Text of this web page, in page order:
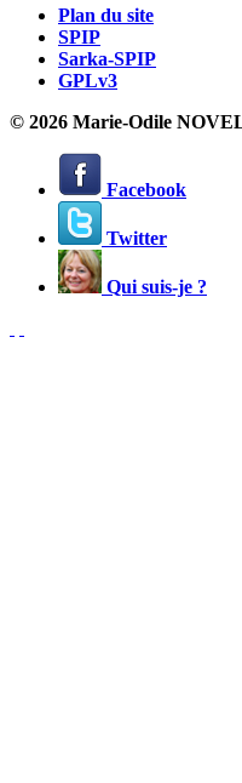
Plan du site
SPIP
Sarka-SPIP
GPLv3
© 2026 Marie-Odile
Facebook
Twitter
Qui suis-je ?